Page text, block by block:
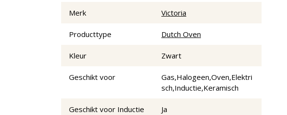
Merk Victoria
Producttype Dutch Oven
Kleur Zwart
Geschikt voor
Gas,Halogeen,Oven,Elektri
sch,Inductie,Keramisch
Geschikt voor Inductie Ja